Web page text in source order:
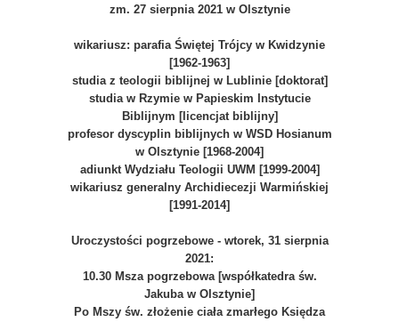
zm. 27 sierpnia 2021 w Olsztynie
wikariusz: parafia Świętej Trójcy w Kwidzynie
[1962-1963]
studia z teologii biblijnej w Lublinie [doktorat]
studia w Rzymie w Papieskim Instytucie
Biblijnym [licencjat biblijny]
profesor dyscyplin biblijnych w WSD Hosianum
w Olsztynie [1968-2004]
adiunkt Wydziału Teologii UWM [1999-2004]
wikariusz generalny Archidiecezji Warmińskiej
[1991-2014]
Uroczystości pogrzebowe - wtorek, 31 sierpnia
2021:
10.30 Msza pogrzebowa [współkatedra św.
Jakuba w Olsztynie]
Po Mszy św. złożenie ciała zmarłego Księdza